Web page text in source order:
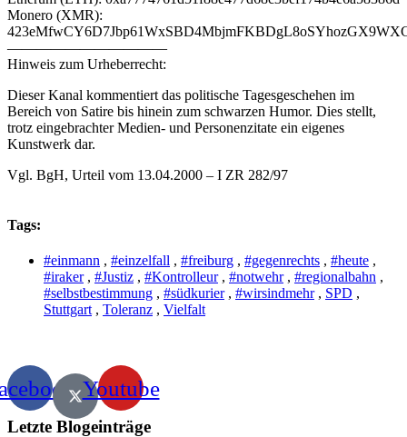
Monero (XMR):
———————————
Hinweis zum Urheberrecht:
Dieser Kanal kommentiert das politische Tagesgeschehen im
Bereich von Satire bis hinein zum schwarzen Humor. Dies stellt,
trotz eingebrachter Medien- und Personenzitate ein eigenes
Kunstwerk dar.
Vgl. BgH, Urteil vom 13.04.2000 – I ZR 282/97
Tags:
#einmann , #einzelfall , #freiburg , #gegenrechts , #heute ,
#iraker, #Justiz , #Kontrolleur, #notwehr, #regionalbahn ,
#selbstbestimmung , #südkurier, #wirsindmehr, SPD ,
Stuttgart , Toleranz , Vielfalt
Youtube
Letzte Blogeinträge